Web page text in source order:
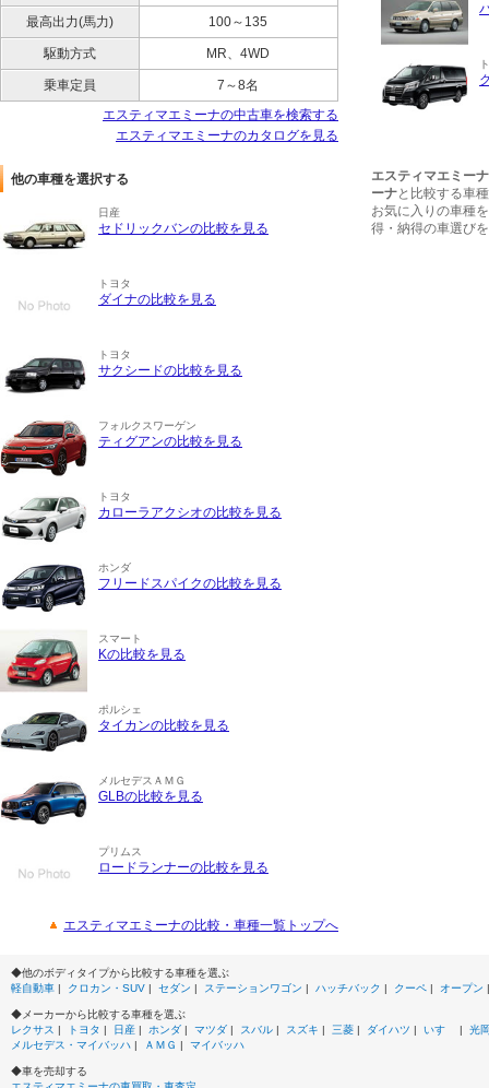
最高出力(馬力) 100～135
駆動方式 MR、4WD
乗車定員
7～8名
エスティマエミーナの中古車を検索する
エスティマエミーナのカタログを見る
他の車種を選択する
日産
セドリックバンの比較を見る
トヨタ
ダイナの比較を見る
トヨタ
サクシードの比較を見る
フォルクスワーゲン
ティグアンの比較を見る
トヨタ
カローラアクシオの比較を見る
ホンダ
フリードスパイクの比較を見る
スマート
Kの比較を見る
ポルシェ
タイカンの比較を見る
メルセデスＡＭＧ
GLBの比較を見る
プリムス
ロードランナーの比較を見る
エスティマエミーナの比較・車種一覧トップへ
エスティマエミーナ
ーナと比較する車
お気に入りの車種
得・納得の車選び
◆他のボディタイプから比較する車種を選ぶ
軽自動車 | クロカン・SUV | セダン | ステーションワゴン | ハッチバック | クーペ | オープン
◆メーカーから比較する車種を選ぶ
レクサス | トヨタ | 日産 | ホンダ | マツダ | スバル | スズキ | 三菱 | ダイハツ | いすゞ |
光
メルセデス・マイバッハ | ＡＭＧ | マイバッハ
◆車を売却する